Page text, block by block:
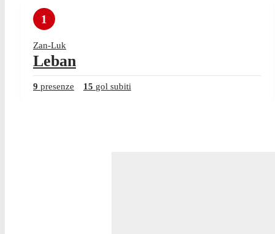
1
Zan-Luk
Leban
9 presenze 15 gol subiti